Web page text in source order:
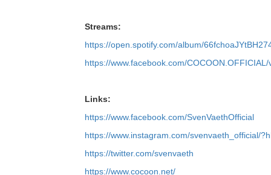
Streams:
https://open.spotify.com/album/
https://www.facebook.com/
Links:
https://www.facebook.com/SvenVaethOfficial
https://www.instagram.com/svenvaeth_official/
https://twitter.com/svenvaeth
https://www.cocoon.net/